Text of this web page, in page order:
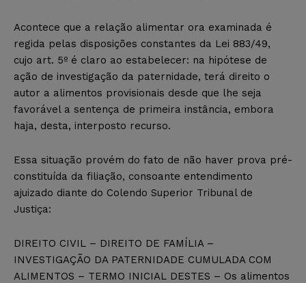
Acontece que a relação alimentar ora examinada é
regida pelas disposições constantes da Lei 883/49,
cujo art. 5º é claro ao estabelecer: na hipótese de
ação de investigação da paternidade, terá direito o
autor a alimentos provisionais desde que lhe seja
favorável a sentença de primeira instância, embora
haja, desta, interposto recurso.
Essa situação provém do fato de não haver prova pré-
constituída da filiação, consoante entendimento
ajuizado diante do Colendo Superior Tribunal de
Justiça:
DIREITO CIVIL – DIREITO DE FAMÍLIA –
INVESTIGAÇÃO DA PATERNIDADE CUMULADA COM
ALIMENTOS – TERMO INICIAL DESTES – Os alimentos